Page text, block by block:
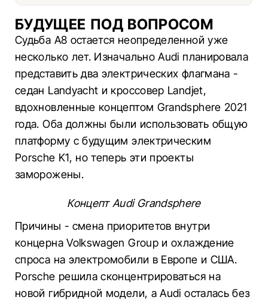
БУДУЩЕЕ ПОД ВОПРОСОМ
Судьба A8 остается неопределенной уже
несколько лет. Изначально Audi планировала
представить два электрических флагмана -
седан Landyacht и кроссовер Landjet,
вдохновленные концептом Grandsphere 2021
года. Оба должны были использовать общую
платформу с будущим электрическим
Porsche K1, но теперь эти проекты
заморожены.
Концепт Audi Grandsphere
Причины - смена приоритетов внутри
концерна Volkswagen Group и охлаждение
спроса на электромобили в Европе и США.
Porsche решила сконцентрироваться на
новой гибридной модели, а Audi осталась без